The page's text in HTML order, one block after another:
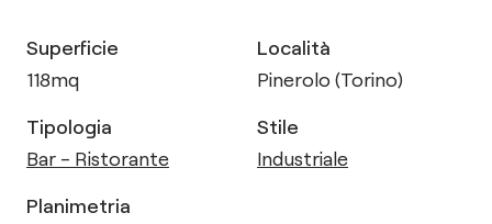
Superficie
118mq
Località
Pinerolo (Torino)
Tipologia
Bar - Ristorante
Stile
Industriale
Planimetria